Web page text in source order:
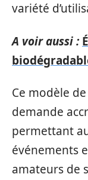
variété
A voir aussi :
Ce modèle
demande
permettant
événements
amateurs de